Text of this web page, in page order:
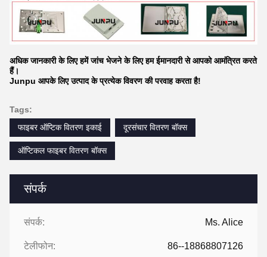
संपर्क
संपर्क: Ms. Alice
टेलीफोन: 86--18868807126
अधिक जानकारी के लिए हमें जांच भेजने के लिए हम ईमानदारी से आपको आमंत्रित करते
हैं।
Junpu आपके लिए उत्पाद के प्रत्येक विवरण की परवाह करता है!
Tags:
फाइबर ऑप्टिक वितरण इकाई
दूरसंचार वितरण बॉक्स
ऑप्टिकल फाइबर वितरण बॉक्स